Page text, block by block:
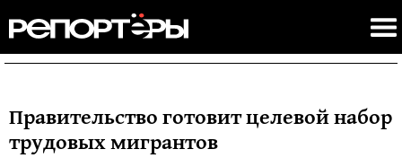
Правительство готовит целевой набор
трудовых мигрантов